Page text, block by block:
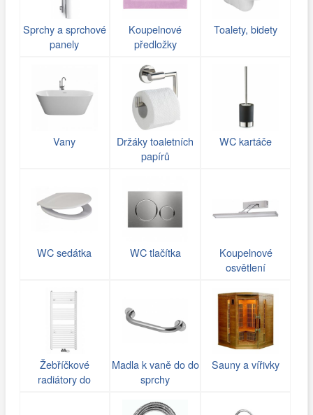
Sprchy a sprchové
panely
Koupelnové
předložky
Toalety, bidety
Vany
Držáky toaletních
papírů
WC kartáče
WC sedátka WC tlačítka
Koupelnové
osvětlení
Žebříčkové
radiátory do
Madla k vaně do do
sprchy
Sauny a vířivky